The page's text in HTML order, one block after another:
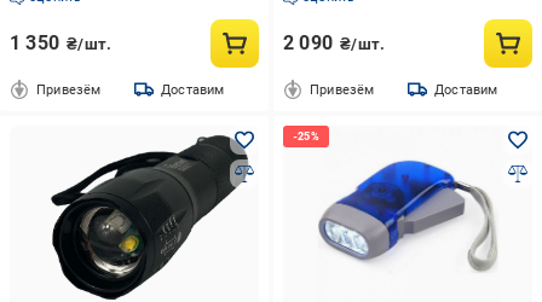
1 350 ₴/шт.
Привезём Доставим
2 090 ₴/шт.
Привезём Доставим